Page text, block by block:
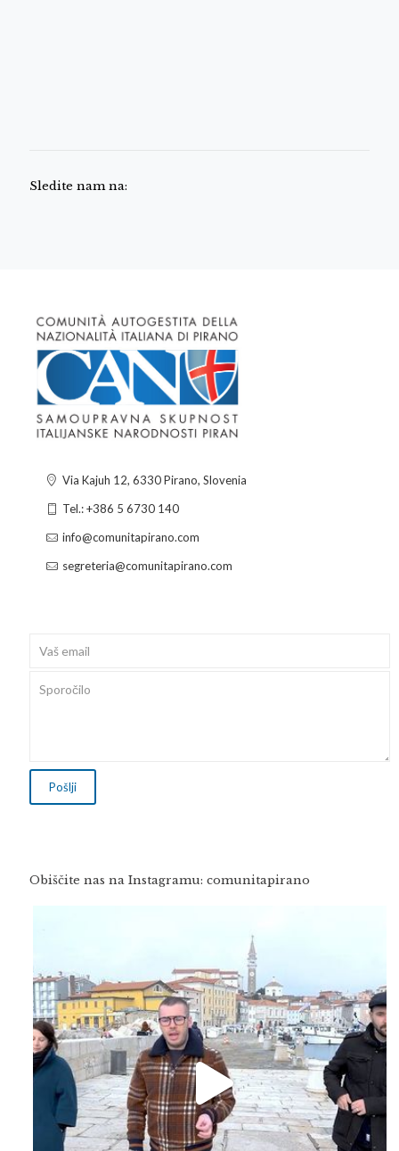
Sledite nam na:
Via Kajuh 12, 6330 Pirano, Slovenia
Tel.: +386 5 6730 140
info@comunitapirano.com
segreteria@comunitapirano.com
Obiščite nas na Instagramu: comunitapirano